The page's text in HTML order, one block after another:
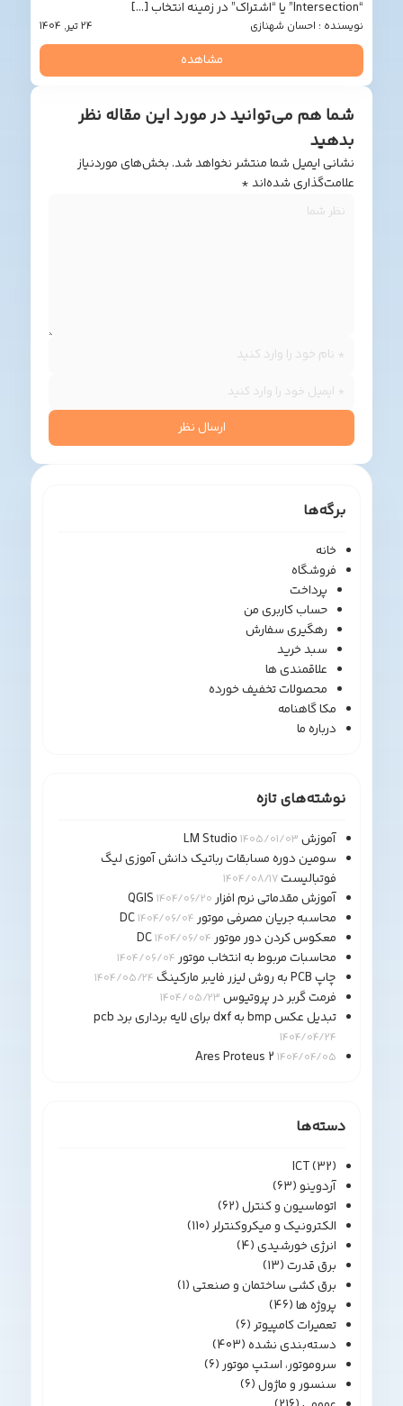
: احسان شهنازی
هم می‌توانید در مورد این مقاله نظر
ایمیل شما منتشر نخواهد شد.بخش‌های موردنیاز
شده‌اند*
فروشگاه
حساب کاربری من
رهگیری سفارش
سبد خرید
علاقمندی ها
محصولات تخفیف خورده
مکا گاهنامه
تازه
1405/01/03
سومین دوره مسابقات رباتیک دانش آموزی لیگ
1404/08/17
آموزش مقدماتی نرم افزار QGIS1404/06/20
محاسبه جریان مصرفی موتور DC1404/06/04
معکوس کردن دور موتور DC1404/06/04
محاسبات مربوط به انتخاب موتور1404/06/04
1404/05/24
فرمت گربر در پروتیوس1404/05/23
تبدیل عکس bmp به dxf برای لایه برداری برد pcb
Ares Proteus 2 1404/04/05
اتوماسیون و کنترل(62)
الکترونیک و میکروکنترلر(110)
انرژی خورشیدی(4)
برق قدرت
برق کشی ساختمان و صنعتی(1)
(46)
تعمیرات کامپیوتر(6)
دسته‌بندی نشده(403)
سروموتور، استپ موتور(6)
سنسور و ماژول(6)